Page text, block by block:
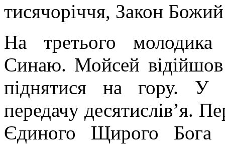
тисячоріччя, Закон
На третього молодика
Синаю. Мойсей відійшов
піднятися на гору. У
передачу десятислів’я.
Єдиного Щирого Бога